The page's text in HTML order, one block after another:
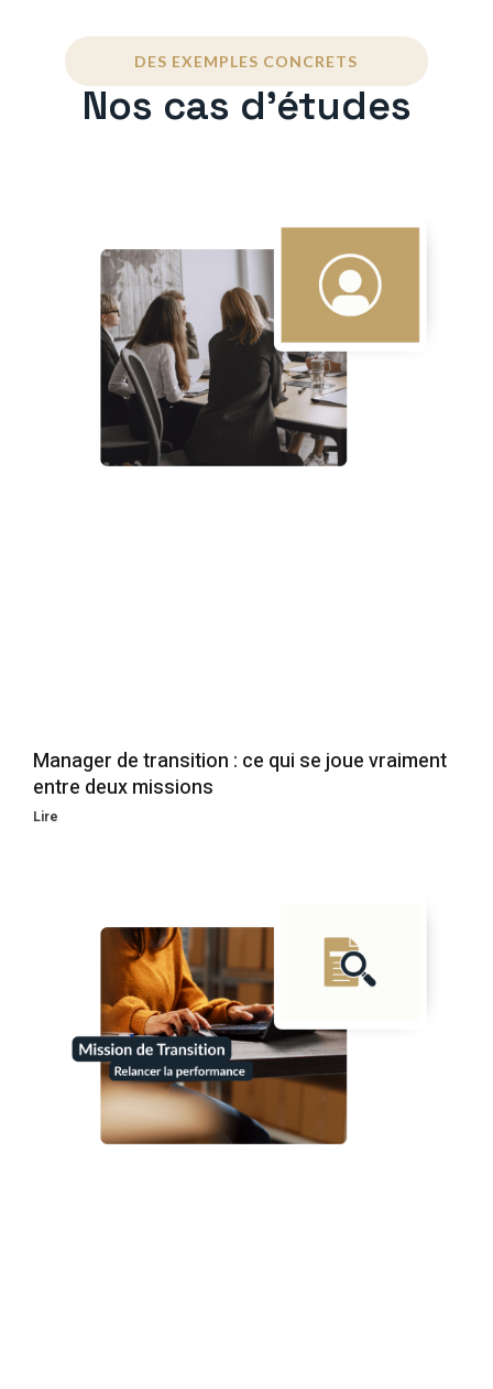
DES EXEMPLES CONCRETS
Nos cas d'études
Manager de transition : ce qui se joue vraiment
entre deux missions
Lire